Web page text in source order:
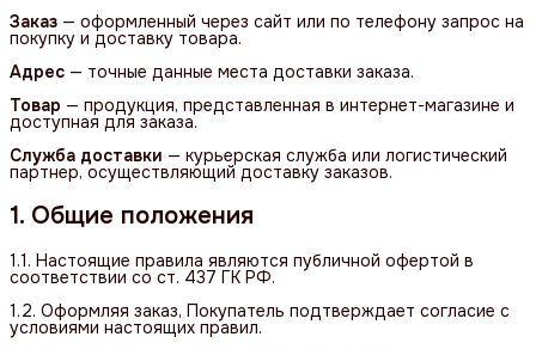
Заказ — оформленный через сайт или по телефону запрос на
покупку и доставку товара.
Адрес — точные данные места доставки заказа.
Товар — продукция, представленная в интернет-магазине и
доступная для заказа.
Служба доставки — курьерская служба или логистический
партнер, осуществляющий доставку заказов.
1. Общие положения
1.1. Настоящие правила являются публичной офертой в
соответствии со ст. 437 ГК РФ.
1.2. Оформляя заказ, Покупатель подтверждает согласие с
условиями настоящих правил.